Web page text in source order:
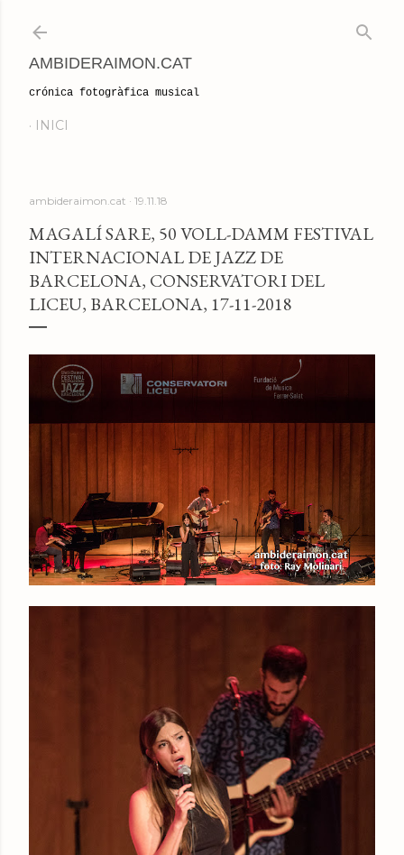
AMBIDERAIMON.CAT
crónica fotogràfica musical
INICI
ambideraimon.cat 19.11.18
MAGALÍ SARE, 50 VOLL-DAMM FESTIVAL
INTERNACIONAL DE JAZZ DE
BARCELONA, CONSERVATORI DEL
LICEU, BARCELONA, 17-11-2018